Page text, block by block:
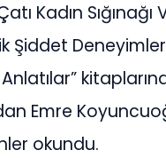
Kadın Sığınağı
Şiddet
Emre
okundu.